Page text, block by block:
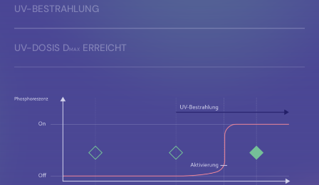
UV-BESTRAHLUNG
UV-DOSIS DMAX ERREICHT